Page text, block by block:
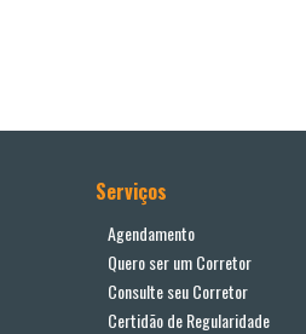
Serviços
Agendamento
Quero ser um Corretor
Consulte seu Corretor
Certidão de Regularidade